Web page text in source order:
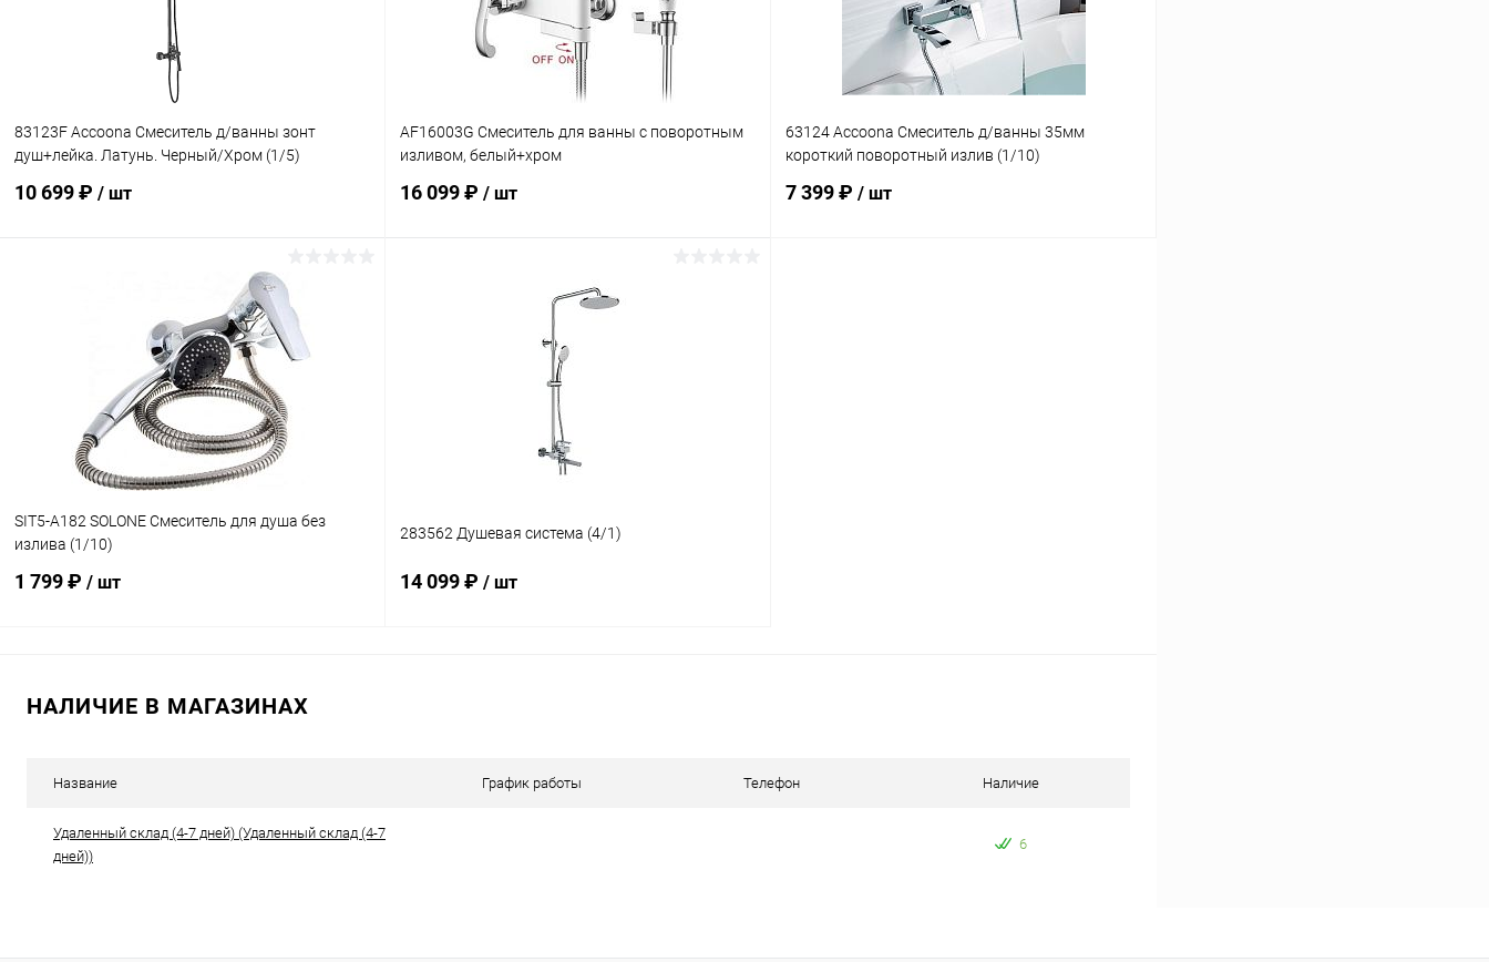
83123F Accoona Смеситель д/ванны зонт
душ+лейка. Латунь. Черный/Хром (1/5)
10 699 ₽ / шт
В корзину
К сравнению
В наличии
AF16003G Смеситель для ванны с поворотным
изливом, белый+хром
16 099 ₽ / шт
В корзину
63124 Accoona Смеситель д/ванны 35мм
короткий поворотный излив (1/10)
7 399 ₽ / шт
SIT5-A182 SOLONE Смеситель для душа без
излива (1/10)
1 799 ₽ / шт
283562 Душевая система (4/1)
14 099 ₽ / шт
НАЛИЧИЕ В МАГАЗИНАХ
Название График работы Телефон Наличие
Удаленный склад (4-7 дней) (Удаленный склад (4-7
дней))
6